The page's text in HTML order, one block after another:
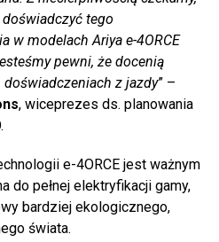
tego
w modelach Ariya e-4ORCE
pewni, że docenią
z jazdy” –
, wiceprezes ds. planowania
e-4ORCE jest ważnym
do pełnej elektryfikacji gamy,
bardziej ekologicznego,
świata.